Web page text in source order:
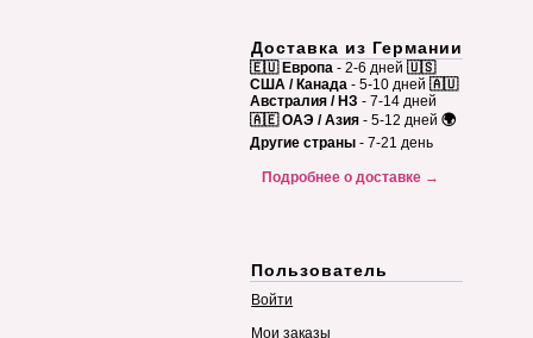
Доставка из Германии
🇪🇺 Европа - 2-6 дней 🇺🇸
США / Канада - 5-10 дней 🇦🇺
Австралия / НЗ - 7-14 дней
🇦🇪 ОАЭ / Азия - 5-12 дней 🌍
Другие страны - 7-21 день
Подробнее о доставке →
Пользователь
Войти
Мои заказы